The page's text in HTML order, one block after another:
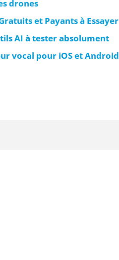
drones
et Payants à Essayer
AI à tester absolument
vocal pour iOS et Android